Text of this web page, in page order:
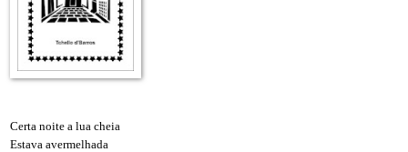
Certa noite a lua cheia
Estava avermelhada